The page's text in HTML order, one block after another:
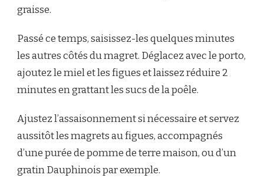
graisse.
Passé ce temps, saisissez-les quelques minutes
les autres côtés du magret. Déglacez avec le porto,
ajoutez le miel et les figues et laissez réduire 2
minutes en grattant les sucs de la poêle.
Ajustez l’assaisonnement si nécessaire et servez
aussitôt les magrets au figues, accompagnés
d’une purée de pomme de terre maison, ou d’un
gratin Dauphinois par exemple.